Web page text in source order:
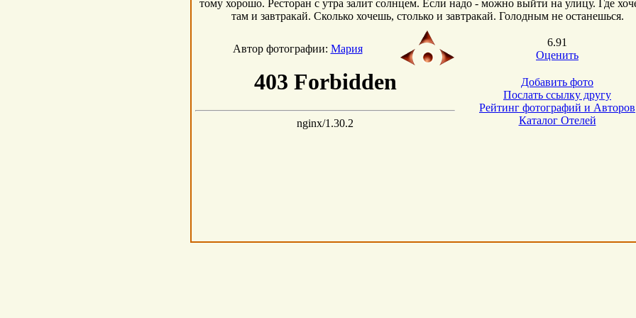
тому хорошо. Ресторан с утра залит солнцем. Если надо - можно выйти на улицу. Где
там и завтракай. Сколько хочешь, столько и завтракай. Голодным не останешься.
Автор фотографии: Мария
6.91
Оценить
Добавить фото
Послать ссылку другу
Рейтинг фотографий и Авторов
Каталог Отелей